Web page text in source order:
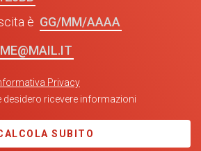
è
GG/MM/AAAA
Privacy
desidero ricevere informazioni
SUBITO